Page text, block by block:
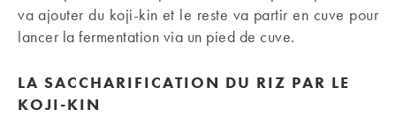
va ajouter du koji-kin et le reste va partir en cuve pour
lancer la fermentation via un pied de cuve.
LA SACCHARIFICATION DU RIZ PAR LE
KOJI-KIN